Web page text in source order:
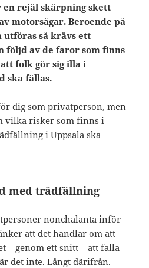
en rejäl skärpning skett
motorsågar. Beroende på
utföras så krävs ett
följd av de faror som finns
folk gör sig illa i
ska fällas.
dig som privatperson, men
vilka risker som finns i
i Uppsala ska
med trädfällning
nonchalanta inför
att det handlar om att
– genom ett snitt – att falla
det inte. Långt därifrån.